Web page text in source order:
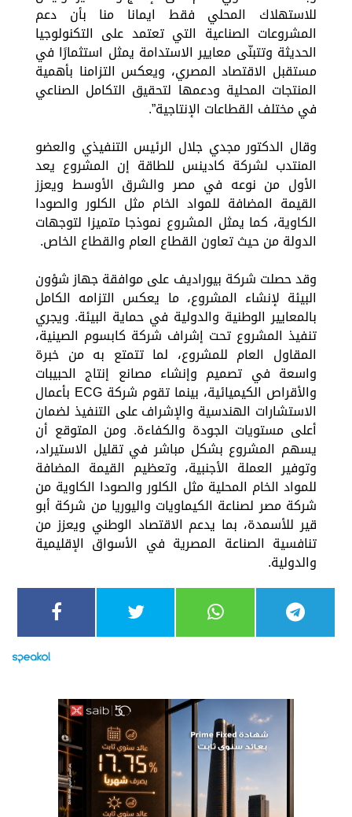
للاستهلاك المحلي فقط ايمانا منا بأن دعم
المشروعات الصناعية التي تعتمد على التكنولوجيا
الحديثة وتتبنّى معايير الاستدامة يمثل استثمارًا في
مستقبل الاقتصاد المصري، ويعكس التزامنا بأهمية
المنتجات المحلية ودعمها لتحقيق التكامل الصناعي
في مختلف القطاعات الإنتاجية”.
وقال الدكتور مجدي جلال الرئيس التنفيذي والعضو
المنتدب لشركة كادينس للطاقة إن المشروع يعد
الأول من نوعه في مصر والشرق الأوسط ويعزز
القيمة المضافة للمواد الخام مثل الكلور والصودا
الكاوية، كما يمثل المشروع نموذجا متميزا لتوجهات
الدولة من حيث تعاون القطاع العام والقطاع الخاص.
وقد حصلت شركة بيوراديف على موافقة جهاز شؤون
البيئة لإنشاء المشروع، ما يعكس التزامه الكامل
بالمعايير الوطنية والدولية في حماية البيئة. ويجري
تنفيذ المشروع تحت إشراف شركة كابسوم الصينية،
المقاول العام للمشروع، لما تتمتع به من خبرة
واسعة في تصميم وإنشاء مصانع إنتاج الحبيبات
والأقراص الكيميائية، بينما تقوم شركة ECG بأعمال
الاستشارات الهندسية والإشراف على التنفيذ لضمان
أعلى مستويات الجودة والكفاءة. ومن المتوقع أن
يسهم المشروع بشكل مباشر في تقليل الاستيراد،
وتوفير العملة الأجنبية، وتعظيم القيمة المضافة
للمواد الخام المحلية مثل الكلور والصودا الكاوية من
شركة مصر لصناعة الكيماويات واليوريا من شركة أبو
قير للأسمدة، بما يدعم الاقتصاد الوطني ويعزز من
تنافسية الصناعة المصرية في الأسواق الإقليمية
والدولية.